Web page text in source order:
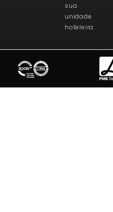
sua
unidade
hoteleira.